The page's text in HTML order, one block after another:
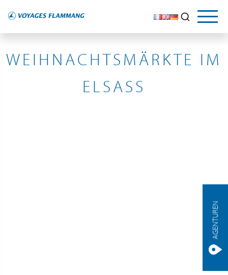
AGENTUREN
WEIHNACHTSMÄRKTE IM
ELSASS